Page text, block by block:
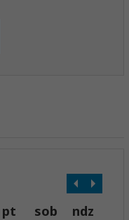
pt sob ndz